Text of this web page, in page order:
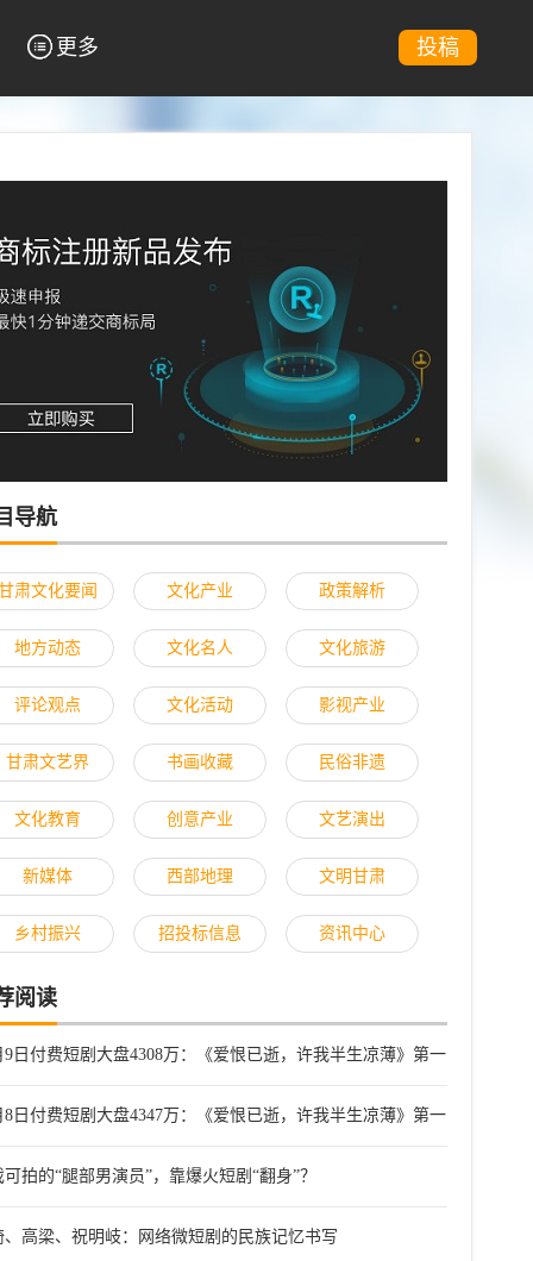
更多 投稿
导航
肃文化要闻 文化产业 政策解析
地方动态 文化名人 文化旅游
评论观点 文化活动 影视产业
甘肃文艺界 书画收藏 民俗非遗
文化教育 创意产业 文艺演出
新媒体 西部地理 文明甘肃
乡村振兴 招投标信息 资讯中心
阅读
9日付费短剧大盘4308万：《爱恨已逝，许我半生凉薄》第一
8日付费短剧大盘4347万：《爱恨已逝，许我半生凉薄》第一
可拍的“腿部男演员”，靠爆火短剧“翻身”？
、高梁、祝明岐：网络微短剧的民族记忆书写